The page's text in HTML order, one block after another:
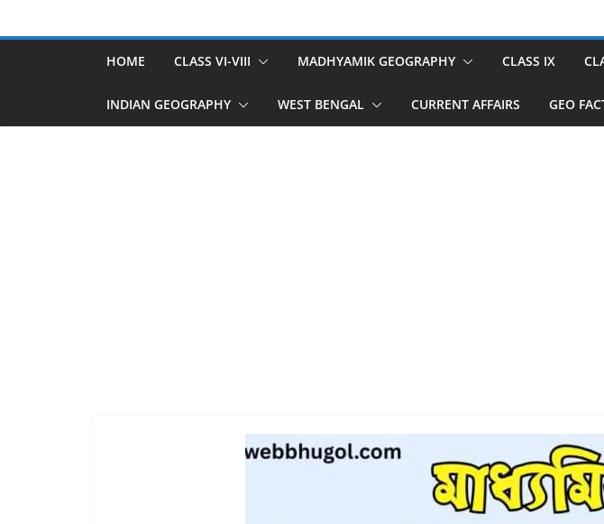
to
HOME CLASS VI-VIII MADHYAMIK GEOGRAPHY CLASS IX
INDIAN GEOGRAPHY WEST BENGAL CURRENT AFFAIRS GEO